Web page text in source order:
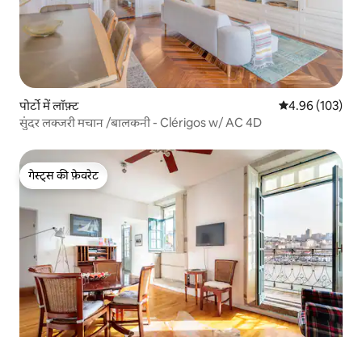
पोर्टो में लॉफ़्ट औसत रेटिंग 5 में से
4.96 (103)
सुंदर लक्जरी मचान /बालकनी - Clérigos w/ AC 4D
गेस्ट्स की फ़ेवरेट
गेस्ट्स की फ़ेवरेट